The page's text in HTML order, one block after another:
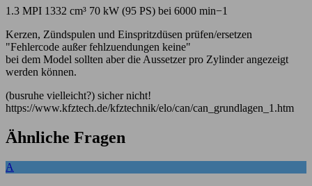
1.3 MPI 1332 cm³ 70 kW (95 PS) bei 6000 min−1
Kerzen, Zündspulen und Einspritzdüsen prüfen/ersetzen
"Fehlercode außer fehlzuendungen keine"
bei dem Model sollten aber die Aussetzer pro Zylinder angezeigt
werden können.
(busruhe vielleicht?) sicher nicht!
https://www.kfztech.de/kfztechnik/elo/can/can_grundlagen_1.htm
Ähnliche Fragen
A